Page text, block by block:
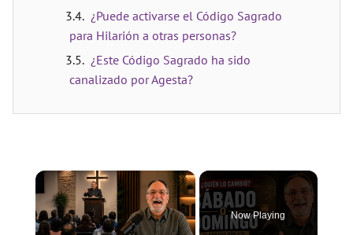
¿Puede activarse el Código Sagrado
para Hilarión a otras personas?
¿Este Código Sagrado ha sido
canalizado por Agesta?
×
Now Playing